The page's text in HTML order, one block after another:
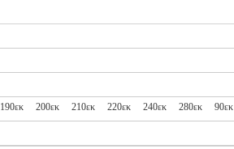
190εκ 200εκ 210εκ 220εκ 240εκ 280εκ 90εκ